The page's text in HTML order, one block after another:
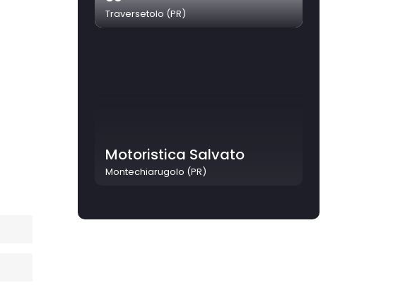
Traversetolo (PR)
Motoristica Salvato
Montechiarugolo (PR)